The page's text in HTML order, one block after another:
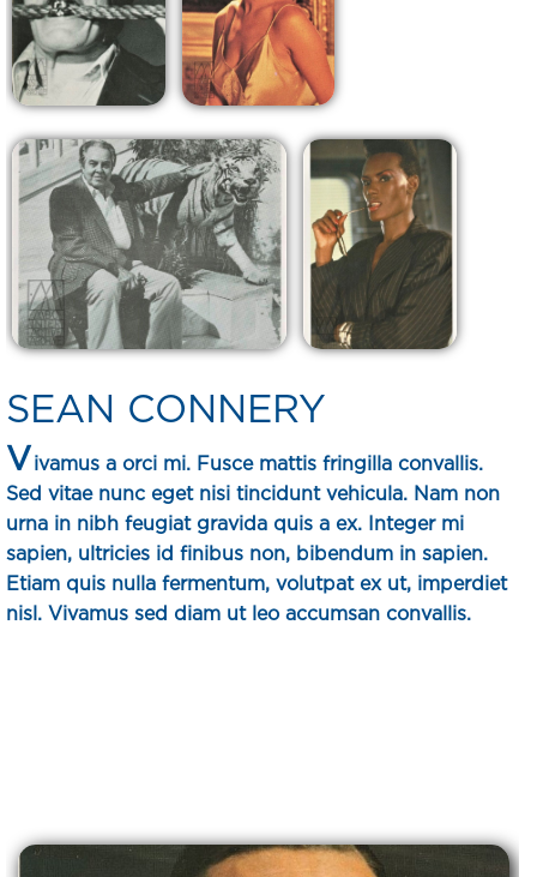
SEAN CONNERY
Vivamus a orci mi. Fusce mattis fringilla convallis.
Sed vitae nunc eget nisi tincidunt vehicula. Nam non
urna in nibh feugiat gravida quis a ex. Integer mi
sapien, ultricies id finibus non, bibendum in sapien.
Etiam quis nulla fermentum, volutpat ex ut, imperdiet
nisl. Vivamus sed diam ut leo accumsan convallis.